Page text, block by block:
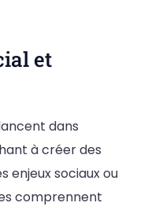
et
dans
à créer des
enjeux sociaux ou
comprennent